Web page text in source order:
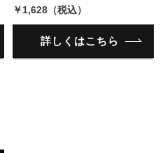
￥1,628（税込）
詳しくはこちら